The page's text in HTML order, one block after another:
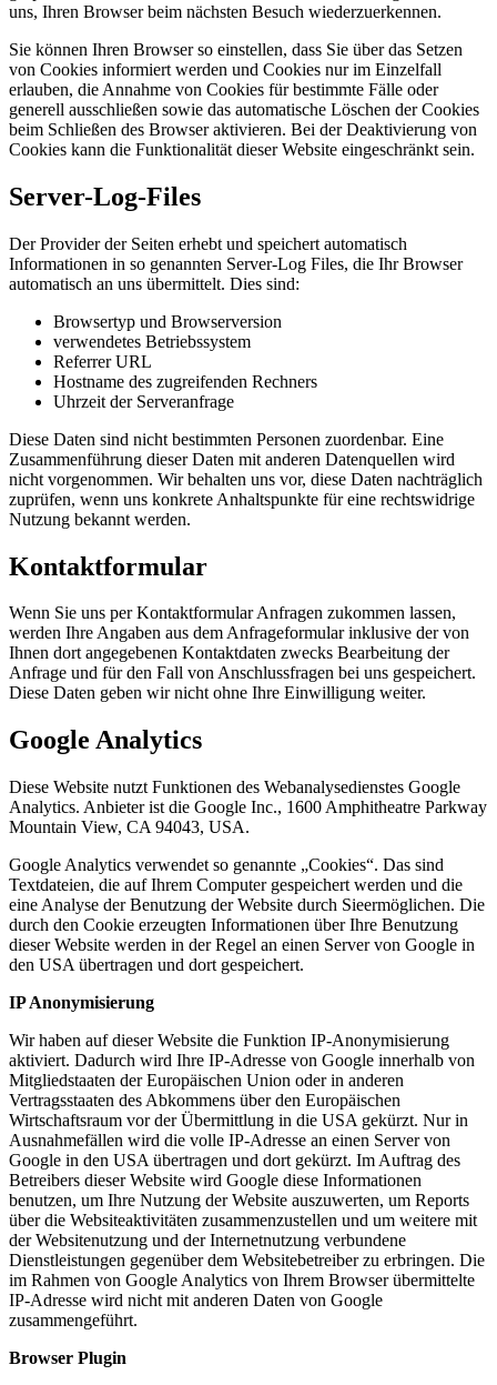
uns, Ihren Browser beim nächsten Besuch wiederzuerkennen.
Sie können Ihren Browser so einstellen, dass Sie über das Setzen
von Cookies informiert werden und Cookies nur im Einzelfall
erlauben, die Annahme von Cookies für bestimmte Fälle oder
generell ausschließen sowie das automatische Löschen der Cookies
beim Schließen des Browser aktivieren. Bei der Deaktivierung von
Cookies kann die Funktionalität dieser Website eingeschränkt sein.
Server-Log-Files
Der Provider der Seiten erhebt und speichert automatisch
Informationen in so genannten Server-Log Files, die Ihr Browser
automatisch an uns übermittelt. Dies sind:
Browsertyp und Browserversion
verwendetes Betriebssystem
Referrer URL
Hostname des zugreifenden Rechners
Uhrzeit der Serveranfrage
Diese Daten sind nicht bestimmten Personen zuordenbar. Eine
Zusammenführung dieser Daten mit anderen Datenquellen wird
nicht vorgenommen. Wir behalten uns vor, diese Daten nachträglich
zuprüfen, wenn uns konkrete Anhaltspunkte für eine rechtswidrige
Nutzung bekannt werden.
Kontaktformular
Wenn Sie uns per Kontaktformular Anfragen zukommen lassen,
werden Ihre Angaben aus dem Anfrageformular inklusive der von
Ihnen dort angegebenen Kontaktdaten zwecks Bearbeitung der
Anfrage und für den Fall von Anschlussfragen bei uns gespeichert.
Diese Daten geben wir nicht ohne Ihre Einwilligung weiter.
Google Analytics
Diese Website nutzt Funktionen des Webanalysedienstes Google
Analytics. Anbieter ist die Google Inc., 1600 Amphitheatre Parkway
Mountain View, CA 94043, USA.
Google Analytics verwendet so genannte „Cookies“. Das sind
Textdateien, die auf Ihrem Computer gespeichert werden und die
eine Analyse der Benutzung der Website durch Sieermöglichen. Die
durch den Cookie erzeugten Informationen über Ihre Benutzung
dieser Website werden in der Regel an einen Server von Google in
den USA übertragen und dort gespeichert.
IP Anonymisierung
Wir haben auf dieser Website die Funktion IP-Anonymisierung
aktiviert. Dadurch wird Ihre IP-Adresse von Google innerhalb von
Mitgliedstaaten der Europäischen Union oder in anderen
Vertragsstaaten des Abkommens über den Europäischen
Wirtschaftsraum vor der Übermittlung in die USA gekürzt. Nur in
Ausnahmefällen wird die volle IP-Adresse an einen Server von
Google in den USA übertragen und dort gekürzt. Im Auftrag des
Betreibers dieser Website wird Google diese Informationen
benutzen, um Ihre Nutzung der Website auszuwerten, um Reports
über die Websiteaktivitäten zusammenzustellen und um weitere mit
der Websitenutzung und der Internetnutzung verbundene
Dienstleistungen gegenüber dem Websitebetreiber zu erbringen. Die
im Rahmen von Google Analytics von Ihrem Browser übermittelte
IP-Adresse wird nicht mit anderen Daten von Google
zusammengeführt.
Browser Plugin